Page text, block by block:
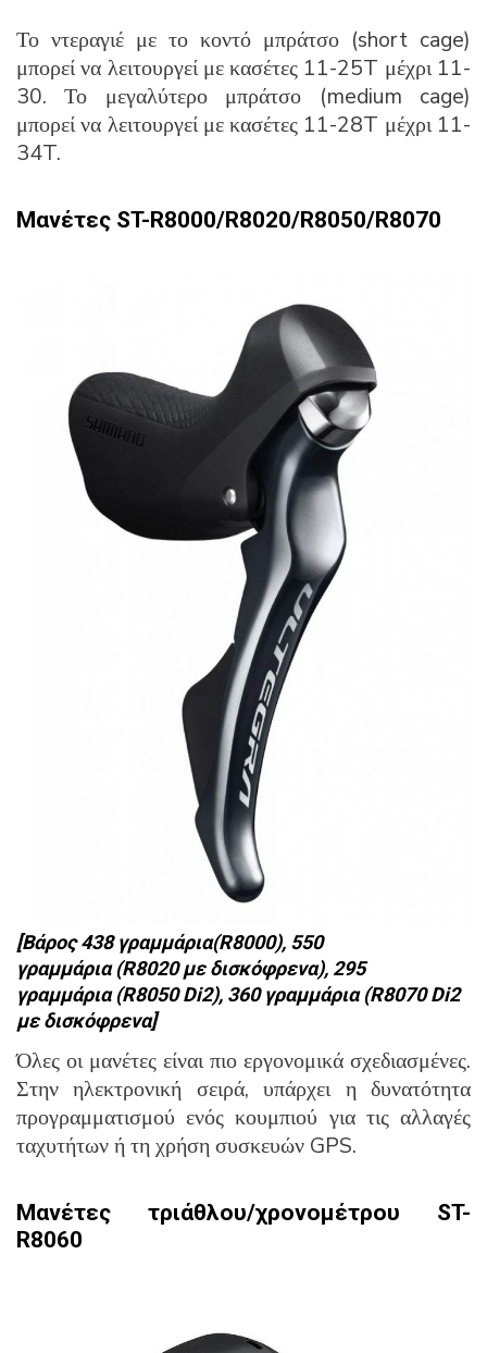
Το ντεραγιέ με το κοντό μπράτσο (short cage)
μπορεί να λειτουργεί με κασέτες 11-25T μέχρι 11-
30. Το μεγαλύτερο μπράτσο (medium cage)
μπορεί να λειτουργεί με κασέτες 11-28T μέχρι 11-
34T.
Μανέτες ST-R8000/R8020/R8050/R8070
[Βάρος 438 γραμμάρια(R8000), 550
γραμμάρια (R8020 με δισκόφρενα), 295
γραμμάρια (R8050 Di2), 360 γραμμάρια (R8070 Di2
με δισκόφρενα]
Όλες οι μανέτες είναι πιο εργονομικά σχεδιασμένες.
Στην ηλεκτρονική σειρά, υπάρχει η δυνατότητα
προγραμματισμού ενός κουμπιού για τις αλλαγές
ταχυτήτων ή τη χρήση συσκευών GPS.
Μανέτες τριάθλου/χρονομέτρου ST-
R8060